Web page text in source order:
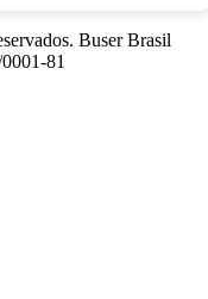
Buser Brasil
81